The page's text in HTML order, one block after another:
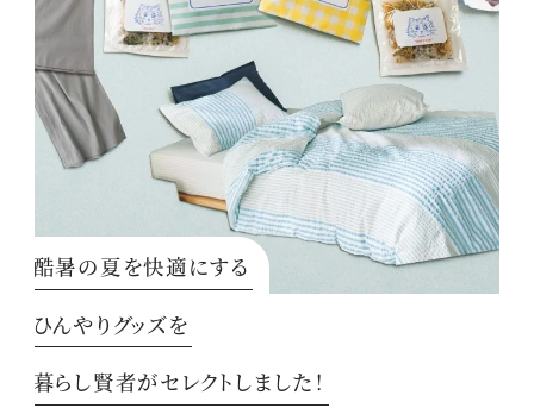
酷暑の夏を快適にする
ひんやりグッズを
暮らし賢者がセレクトしました！